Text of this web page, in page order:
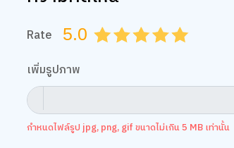
Rate 5.0 4.5
4.0
3.5
3.0
2.5
2.0
1.5
1.0
0.5
เพิ่มรูปภาพ
กำหนดไฟล์รูป jpg, png, gif ขนาดไม่เกิน 5 MB เท่านั้น